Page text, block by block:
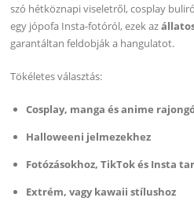
szó hétköznapi viseletről, cosplay
egy jópofa Insta-fotóról, ezek az
garantáltan feldobják a hangulatot.
Tökéletes választás:
Cosplay, manga és anime
Halloweeni jelmezekhez
Fotózásokhoz, TikTok és Insta
Extrém, vagy kawaii stílushoz